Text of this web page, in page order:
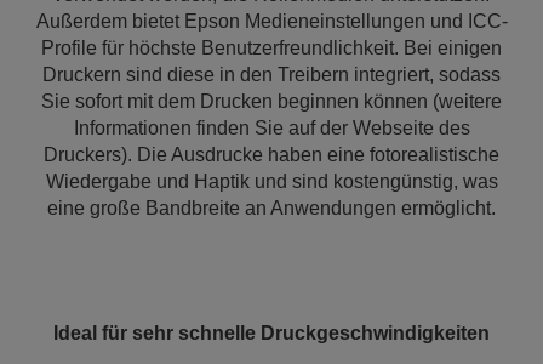
Außerdem bietet Epson Medieneinstellungen und ICC-
Profile für höchste Benutzerfreundlichkeit. Bei einigen
Druckern sind diese in den Treibern integriert, sodass
Sie sofort mit dem Drucken beginnen können (weitere
Informationen finden Sie auf der Webseite des
Druckers). Die Ausdrucke haben eine fotorealistische
Wiedergabe und Haptik und sind kostengünstig, was
eine große Bandbreite an Anwendungen ermöglicht.
Ideal für sehr schnelle Druckgeschwindigkeiten